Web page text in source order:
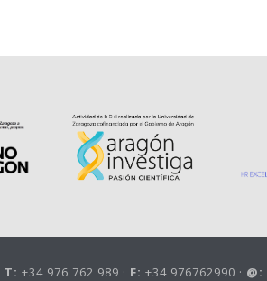
T: +34 976 762 989 · F: +34 976762990 · @: